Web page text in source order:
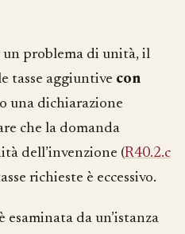
un problema di unità, il
tasse aggiuntive con
una dichiarazione
che la domanda
dell’invenzione (R40.2.c
richieste è eccessivo.
esaminata da un’istanza